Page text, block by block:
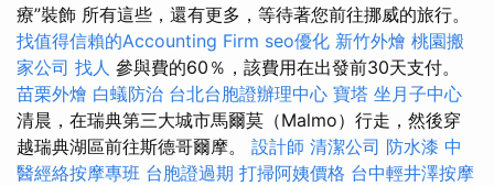
療”裝飾 所有這些，還有更多，等待著您前往挪威的旅行。
找值得信賴的Accounting Firm seo優化 新竹外燴 桃園搬
家公司 找人 參與費的60％，該費用在出發前30天支付。
苗栗外燴 白蟻防治 台北台胞證辦理中心 寶塔 坐月子中心
清晨，在瑞典第三大城市馬爾莫（Malmo）行走，然後穿
越瑞典湖區前往斯德哥爾摩。 設計師 清潔公司 防水漆 中
醫經絡按摩專班 台胞證過期 打掃阿姨價格 台中輕井澤按摩